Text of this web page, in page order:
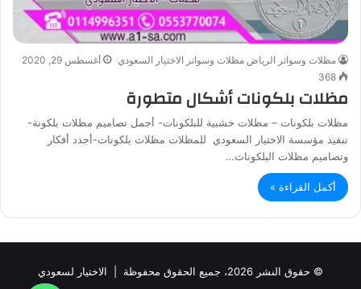
مظلات وسواتر الرياض مظلات وسواتر الاختيار السعودي
أغسطس 29, 2020
368
مظلات بلكونات أشكال متطورة
مظلات بلكونات – مظلات خشبية للبلكونات- أجمل تصاميم مظلات بلكونة-
تنفيذ مؤسسة الاختيار السعودي للمظلات مظلات بلكونات-أجدد أفكار
وتصاميم مظلات البلكونات…
أكمل القراءة »
© حقوق النشر 2026، جميع الحقوق محفوظة | الاختيار لسعودي